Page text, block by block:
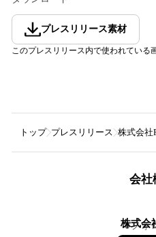
プレスリリース素材
このプレスリリース内で使われている
トップ プレスリリース 株式会社
会社
株式会
0フォ